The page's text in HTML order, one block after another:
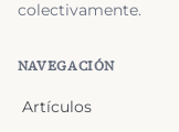
colectivamente.
NAVEGACIÓN
Artículos